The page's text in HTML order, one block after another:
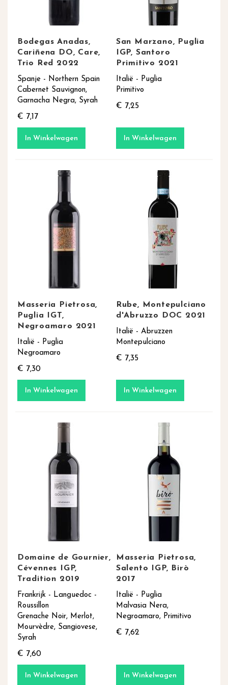
Bodegas Anadas,
Cariñena DO, Care,
Trio Red 2022
Spanje - Northern Spain
Cabernet Sauvignon,
Garnacha Negra, Syrah
€ 7,17
In Winkelwagen
San Marzano, Puglia
IGP, Santoro
Primitivo 2021
Italië - Puglia
Primitivo
€ 7,25
In Winkelwagen
Masseria Pietrosa,
Puglia IGT,
Negroamaro 2021
Italië - Puglia
Negroamaro
€ 7,30
In Winkelwagen
Rube, Montepulciano
d'Abruzzo DOC 2021
Italië - Abruzzen
Montepulciano
€ 7,35
In Winkelwagen
Domaine de Gournier,
Cévennes IGP,
Tradition 2019
Frankrijk - Languedoc -
Roussillon
Grenache Noir, Merlot,
Mourvèdre, Sangiovese,
Syrah
€ 7,60
In Winkelwagen
Masseria Pietrosa,
Salento IGP, Birò
2017
Italië - Puglia
Malvasia Nera,
Negroamaro, Primitivo
€ 7,62
In Winkelwagen